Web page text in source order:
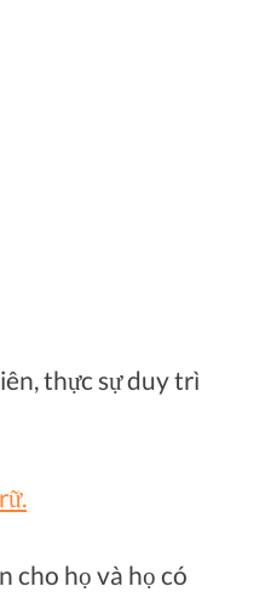
thực sự duy trì
cho họ và họ có